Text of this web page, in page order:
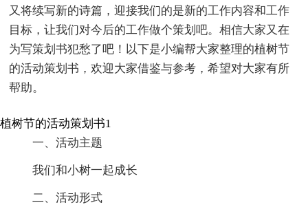
又将续写新的诗篇，迎接我们的是新的工作内容和工作
目标，让我们对今后的工作做个策划吧。相信大家又在
为写策划书犯愁了吧！以下是小编帮大家整理的植树节
的活动策划书，欢迎大家借鉴与参考，希望对大家有所
帮助。
植树节的活动策划书1
一、活动主题
我们和小树一起成长
二、活动形式